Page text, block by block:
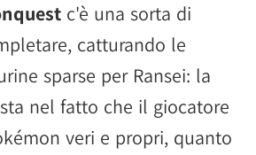
c'è una sorta di
catturando le
sparse per Ransei: la
nel fatto che il giocatore
veri e propri, quanto